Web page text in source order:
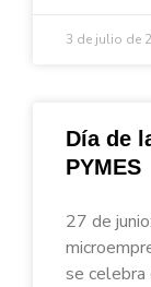
3 de julio de
Día de
PYMES
27 de
se celebra